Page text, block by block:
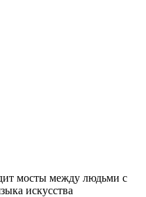
мосты между людьми с
искусства